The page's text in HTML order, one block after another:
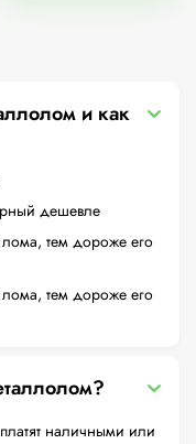
и как
дешевле
тем дороже его
тем дороже его
наличными или